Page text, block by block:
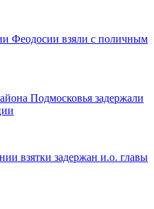
Феодосии взяли с поличным
Подмосковья задержали
взятки задержан и.о. главы